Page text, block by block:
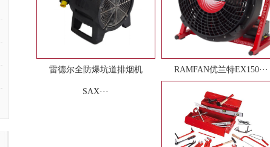
雷德尔全防爆坑道排烟机
SAX···
RAMFAN优兰特EX150···